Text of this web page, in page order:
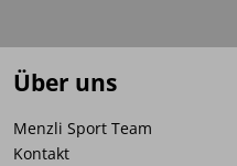
Über uns
Menzli Sport Team
Kontakt